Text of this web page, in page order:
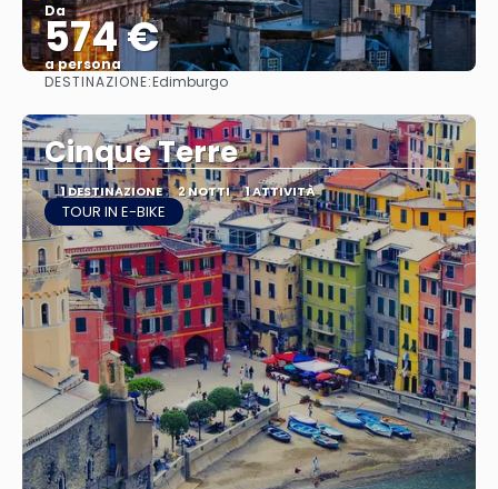
Da
574 €
a persona
Vedere
DESTINAZIONE:Edimburgo
Cinque Terre
1 DESTINAZIONE 2 NOTTI 1 ATTIVITÀ
TOUR IN E-BIKE